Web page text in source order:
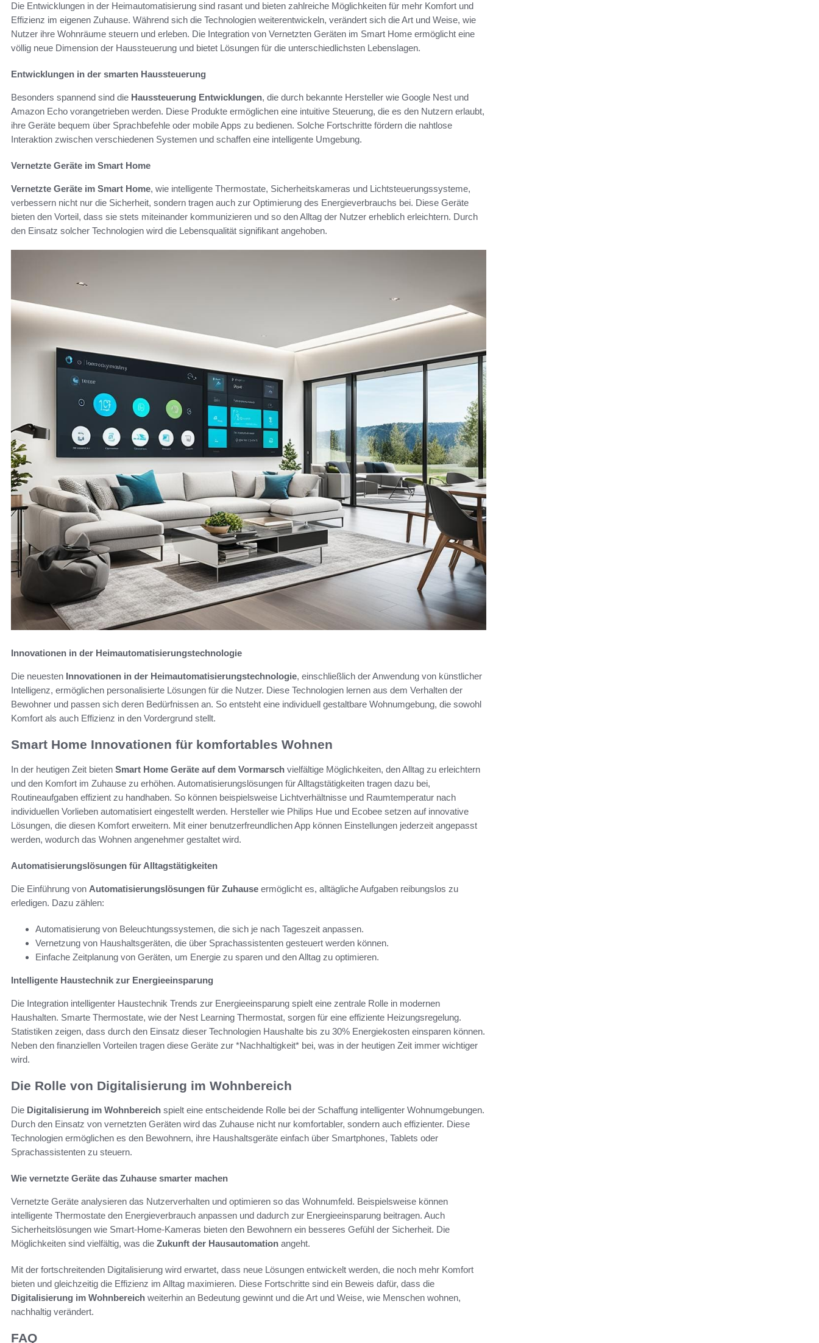
Die Entwicklungen in der Heimautomatisierung sind rasant und bieten zahlreiche Möglichkeiten für mehr Komfort und
Effizienz im eigenen Zuhause. Während sich die Technologien weiterentwickeln, verändert sich die Art und Weise, wie
Nutzer ihre Wohnräume steuern und erleben. Die Integration von Vernetzten Geräten im Smart Home ermöglicht eine
völlig neue Dimension der Haussteuerung und bietet Lösungen für die unterschiedlichsten Lebenslagen.
Entwicklungen in der smarten Haussteuerung
Besonders spannend sind die Haussteuerung Entwicklungen, die durch bekannte Hersteller wie Google Nest und
Amazon Echo vorangetrieben werden. Diese Produkte ermöglichen eine intuitive Steuerung, die es den Nutzern erlaubt,
ihre Geräte bequem über Sprachbefehle oder mobile Apps zu bedienen. Solche Fortschritte fördern die nahtlose
Interaktion zwischen verschiedenen Systemen und schaffen eine intelligente Umgebung.
Vernetzte Geräte im Smart Home
Vernetzte Geräte im Smart Home, wie intelligente Thermostate, Sicherheitskameras und Lichtsteuerungssysteme,
verbessern nicht nur die Sicherheit, sondern tragen auch zur Optimierung des Energieverbrauchs bei. Diese Geräte
bieten den Vorteil, dass sie stets miteinander kommunizieren und so den Alltag der Nutzer erheblich erleichtern. Durch
den Einsatz solcher Technologien wird die Lebensqualität signifikant angehoben.
Innovationen in der Heimautomatisierungstechnologie
Die neuesten Innovationen in der Heimautomatisierungstechnologie, einschließlich der Anwendung von künstlicher
Intelligenz, ermöglichen personalisierte Lösungen für die Nutzer. Diese Technologien lernen aus dem Verhalten der
Bewohner und passen sich deren Bedürfnissen an. So entsteht eine individuell gestaltbare Wohnumgebung, die sowohl
Komfort als auch Effizienz in den Vordergrund stellt.
Smart Home Innovationen für komfortables Wohnen
In der heutigen Zeit bieten Smart Home Geräte auf dem Vormarsch vielfältige Möglichkeiten, den Alltag zu erleichtern
und den Komfort im Zuhause zu erhöhen. Automatisierungslösungen für Alltagstätigkeiten tragen dazu bei,
Routineaufgaben effizient zu handhaben. So können beispielsweise Lichtverhältnisse und Raumtemperatur nach
individuellen Vorlieben automatisiert eingestellt werden. Hersteller wie Philips Hue und Ecobee setzen auf innovative
Lösungen, die diesen Komfort erweitern. Mit einer benutzerfreundlichen App können Einstellungen jederzeit angepasst
werden, wodurch das Wohnen angenehmer gestaltet wird.
Automatisierungslösungen für Alltagstätigkeiten
Die Einführung von Automatisierungslösungen für Zuhause ermöglicht es, alltägliche Aufgaben reibungslos zu
erledigen. Dazu zählen:
Automatisierung von Beleuchtungssystemen, die sich je nach Tageszeit anpassen.
Vernetzung von Haushaltsgeräten, die über Sprachassistenten gesteuert werden können.
Einfache Zeitplanung von Geräten, um Energie zu sparen und den Alltag zu optimieren.
Intelligente Haustechnik zur Energieeinsparung
Die Integration intelligenter Haustechnik Trends zur Energieeinsparung spielt eine zentrale Rolle in modernen
Haushalten. Smarte Thermostate, wie der Nest Learning Thermostat, sorgen für eine effiziente Heizungsregelung.
Statistiken zeigen, dass durch den Einsatz dieser Technologien Haushalte bis zu 30% Energiekosten einsparen können.
Neben den finanziellen Vorteilen tragen diese Geräte zur *Nachhaltigkeit* bei, was in der heutigen Zeit immer wichtiger
wird.
Die Rolle von Digitalisierung im Wohnbereich
Die Digitalisierung im Wohnbereich spielt eine entscheidende Rolle bei der Schaffung intelligenter Wohnumgebungen.
Durch den Einsatz von vernetzten Geräten wird das Zuhause nicht nur komfortabler, sondern auch effizienter. Diese
Technologien ermöglichen es den Bewohnern, ihre Haushaltsgeräte einfach über Smartphones, Tablets oder
Sprachassistenten zu steuern.
Wie vernetzte Geräte das Zuhause smarter machen
Vernetzte Geräte analysieren das Nutzerverhalten und optimieren so das Wohnumfeld. Beispielsweise können
intelligente Thermostate den Energieverbrauch anpassen und dadurch zur Energieeinsparung beitragen. Auch
Sicherheitslösungen wie Smart-Home-Kameras bieten den Bewohnern ein besseres Gefühl der Sicherheit. Die
Möglichkeiten sind vielfältig, was die Zukunft der Hausautomation angeht.
Mit der fortschreitenden Digitalisierung wird erwartet, dass neue Lösungen entwickelt werden, die noch mehr Komfort
bieten und gleichzeitig die Effizienz im Alltag maximieren. Diese Fortschritte sind ein Beweis dafür, dass die
Digitalisierung im Wohnbereich weiterhin an Bedeutung gewinnt und die Art und Weise, wie Menschen wohnen,
nachhaltig verändert.
FAQ